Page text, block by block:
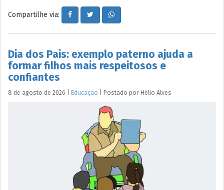
Compartilhe via:
Dia dos Pais: exemplo paterno ajuda a
formar filhos mais respeitosos e
confiantes
8 de agosto de 2026 Educação Postado por Hélio Alves